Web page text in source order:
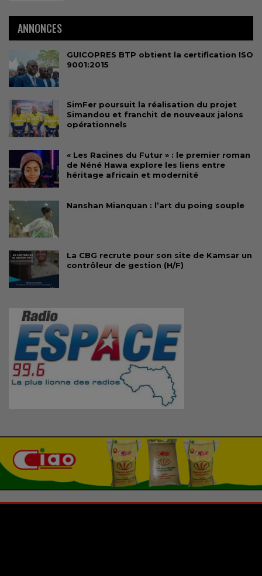
ANNONCES
GUICOPRES BTP obtient la certification ISO
9001:2015
SimFer poursuit la réalisation du projet
Simandou et franchit de nouveaux jalons
opérationnels
« Les Racines du Futur » : le premier roman
de Néné Hawa explore les liens entre
héritage africain et modernité
Nanshan Mianquan : l’art du poing souple
La CBG recrute pour son site de Kamsar un
contrôleur de gestion (H/F)